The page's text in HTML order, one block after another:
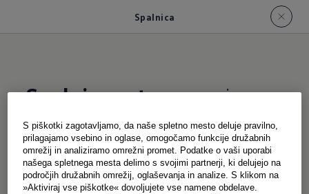
Spalnica
Spalni prostor:spanje
pod zvezdami
S piškotki zagotavljamo, da naše spletno mesto deluje pravilno,
prilagajamo vsebino in oglase, omogočamo funkcije družabnih
omrežij in analiziramo omrežni promet. Podatke o vaši uporabi
našega spletnega mesta delimo s svojimi partnerji, ki delujejo na
področjih družabnih omrežij, oglaševanja in analize. S klikom na
»Aktiviraj vse piškotke« dovoljujete vse namene obdelave.